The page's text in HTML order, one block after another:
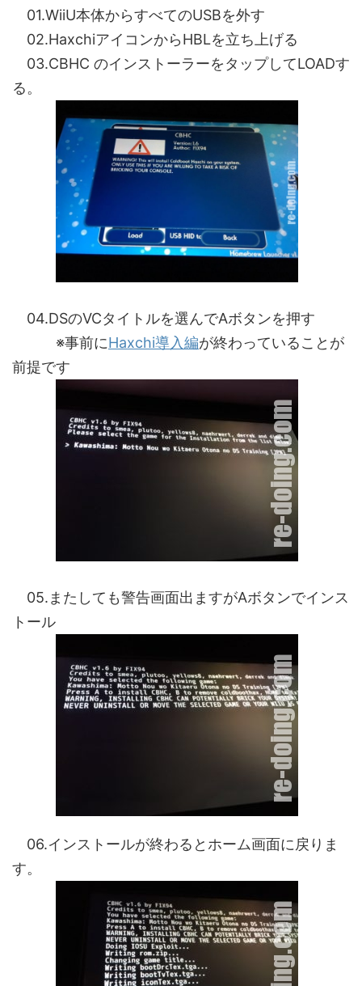
01.WiiU本体からすべてのUSBを外す
02.HaxchiアイコンからHBLを立ち上げる
03.CBHC のインストーラーをタップしてLOADす
る。
04.DSのVCタイトルを選んでAボタンを押す
※事前にHaxchi導入編が終わっていることが
前提です
05.またしても警告画面出ますがAボタンでインス
トール
06.インストールが終わるとホーム画面に戻りま
す。